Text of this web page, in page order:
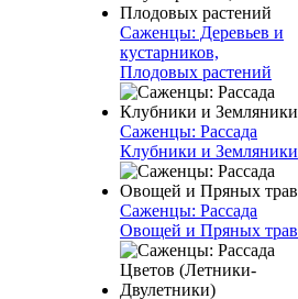
Саженцы: Деревьев и
кустарников,
Плодовых растений
Саженцы: Рассада
Клубники и Земляники
Саженцы: Рассада
Овощей и Пряных трав